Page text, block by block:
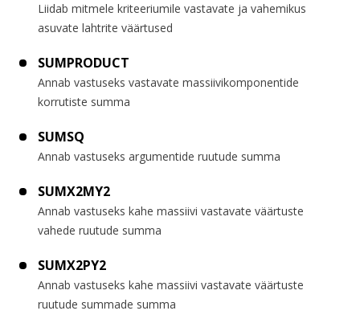
Liidab mitmele kriteeriumile vastavate ja vahemikus
asuvate lahtrite väärtused
SUMPRODUCT
Annab vastuseks vastavate massiivikomponentide
korrutiste summa
SUMSQ
Annab vastuseks argumentide ruutude summa
SUMX2MY2
Annab vastuseks kahe massiivi vastavate väärtuste
vahede ruutude summa
SUMX2PY2
Annab vastuseks kahe massiivi vastavate väärtuste
ruutude summade summa